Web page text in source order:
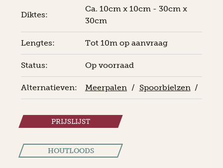
Diktes:
Ca. 10cm x 10cm - 30cm x
30cm
Lengtes: Tot 10m op aanvraag
Status: Op voorraad
Alternatieven: Meerpalen / Spoorbielzen /
PRIJSLIJST
HOUTLOODS